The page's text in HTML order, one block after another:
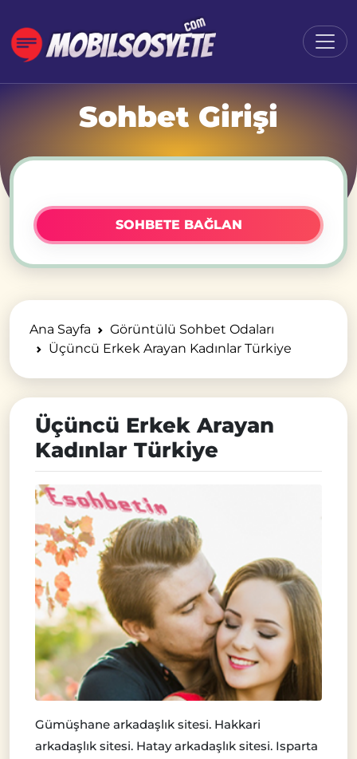
Sohbet Girişi
SOHBETE BAĞLAN
Ana Sayfa
Görüntülü Sohbet Odaları
Üçüncü Erkek Arayan Kadınlar Türkiye
Üçüncü Erkek Arayan
Kadınlar Türkiye
Gümüşhane arkadaşlık sitesi. Hakkari
arkadaşlık sitesi. Hatay arkadaşlık sitesi. Isparta